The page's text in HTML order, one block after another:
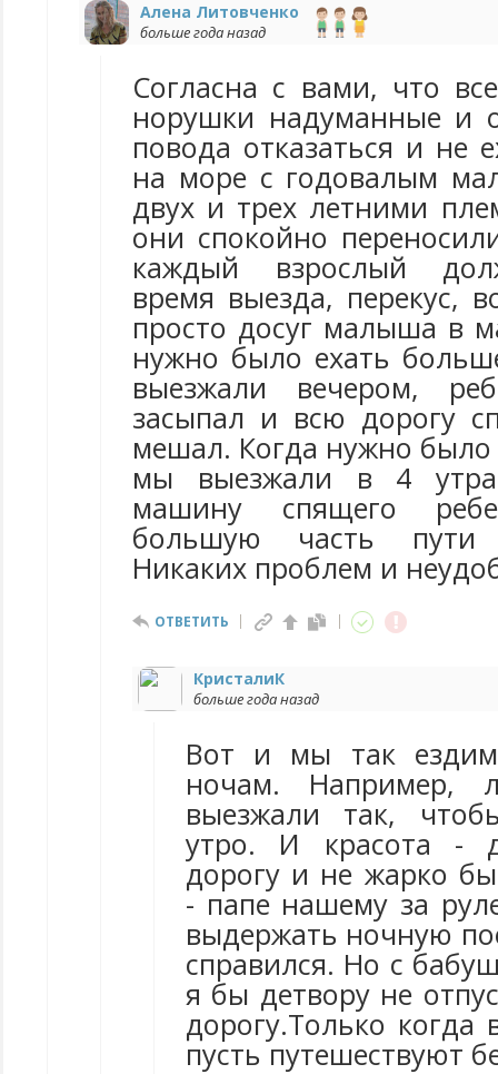
Алена Литовченко
больше года назад
Согласна с вами, что
норушки надуманные и
повода отказаться и не
на море с годовалым
двух и трех летними
они спокойно
каждый взрослый
время выезда, перекус,
просто досуг малыша в
нужно было ехать
выезжали вечером,
засыпал и всю дорогу
мешал. Когда нужно было
мы выезжали в 4
машину спящего
большую часть пути
Никаких проблем и
ОТВЕТИТЬ
КристалиК
больше года назад
Вот и мы так
ночам. Например,
выезжали так,
утро. И красота -
дорогу и не жарко
- папе нашему за
выдержать ночную
справился. Но с
я бы детвору не
дорогу.Только
пусть путешествуют